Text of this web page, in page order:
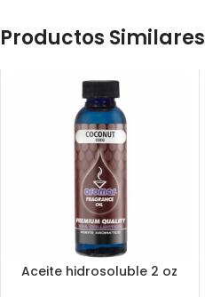
Productos Similares
Aceite hidrosoluble 2 oz